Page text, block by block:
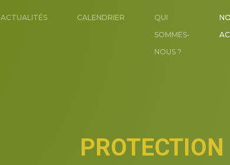
ACTUALITÉS CALENDRIER QUI
SOMMES-
NOUS ?
PROTECTION